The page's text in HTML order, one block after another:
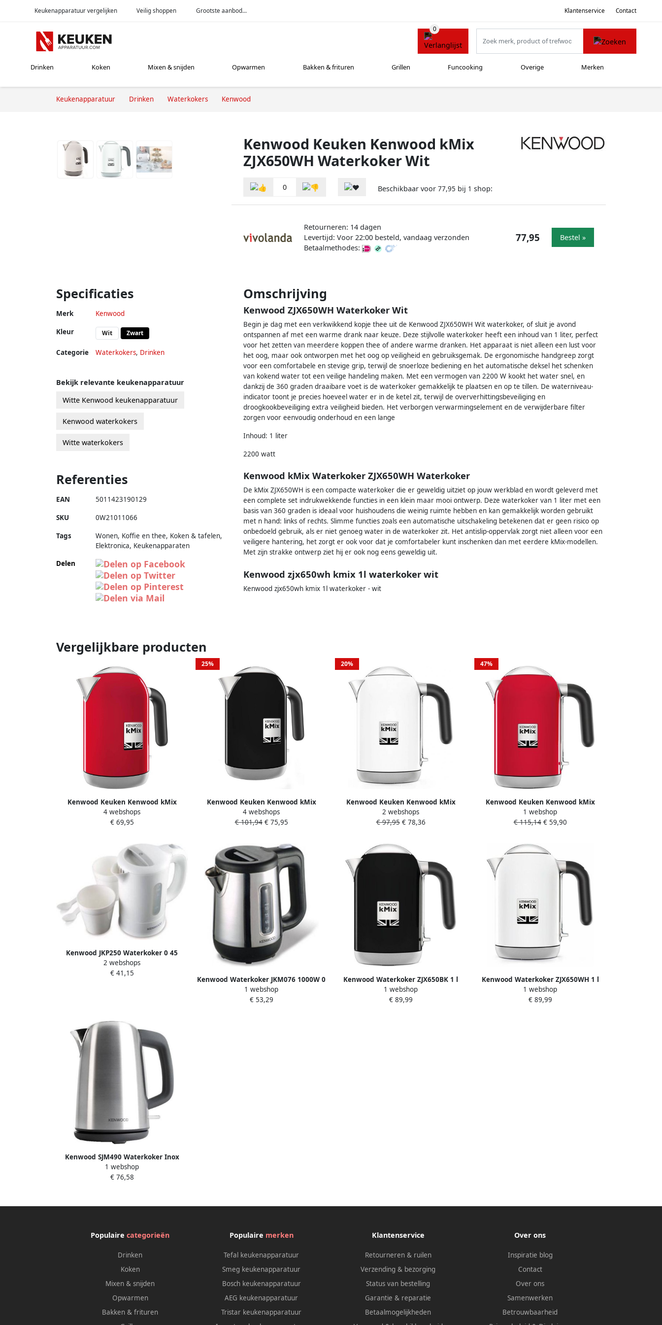
Keukenapparatuur vergelijken Veilig shoppen Grootste aanbod... Klantenservice Contact
Drinken Koken Mixen & snijden Opwarmen Bakken & frituren Grillen Funcooking Overige Merken
Keukenapparatuur Drinken Waterkokers Kenwood
Kenwood Keuken Kenwood kMix
ZJX650WH Waterkoker Wit
0 Beschikbaar voor 77,95 bij 1 shop:
Retourneren: 14 dagen
Levertijd: Voor 22:00 besteld, vandaag verzonden
Betaalmethodes:
77,95 Bestel »
Specificaties
Merk Kenwood
Kleur Wit Zwart
Categorie Waterkokers, Drinken
Omschrijving
Kenwood ZJX650WH Waterkoker Wit
Begin je dag met een verkwikkend kopje thee uit de Kenwood ZJX650WH Wit waterkoker, of sluit je avond
ontspannen af met een warme drank naar keuze. Deze stijlvolle waterkoker heeft een inhoud van 1 liter, perfect
voor het zetten van meerdere koppen thee of andere warme dranken. Het apparaat is niet alleen een lust voor
het oog, maar ook ontworpen met het oog op veiligheid en gebruiksgemak. De ergonomische handgreep zorgt
voor een comfortabele en stevige grip, terwijl de snoerloze bediening en het automatische deksel het schenken
van kokend water tot een veilige handeling maken. Met een vermogen van 2200 W kookt het water snel, en
dankzij de 360 graden draaibare voet is de waterkoker gemakkelijk te plaatsen en op te tillen. De waterniveau-
indicator toont je precies hoeveel water er in de ketel zit, terwijl de oververhittingsbeveiliging en
droogkookbeveiliging extra veiligheid bieden. Het verborgen verwarmingselement en de verwijderbare filter
zorgen voor eenvoudig onderhoud en een lange
Inhoud: 1 liter
2200 watt
Kenwood kMix Waterkoker ZJX650WH Waterkoker
De kMix ZJX650WH is een compacte waterkoker die er geweldig uitziet op jouw werkblad en wordt geleverd met
een complete set indrukwekkende functies in een klein maar mooi ontwerp. Deze waterkoker van 1 liter met een
basis van 360 graden is ideaal voor huishoudens die weinig ruimte hebben en kan gemakkelijk worden gebruikt
met n hand: links of rechts. Slimme functies zoals een automatische uitschakeling betekenen dat er geen risico op
onbedoeld gebruik, als er niet genoeg water in de waterkoker zit. Het antislip-oppervlak zorgt niet alleen voor een
veiligere hantering, het zorgt er ook voor dat je comfortabeler kunt inschenken dan met eerdere kMix-modellen.
Met zijn strakke ontwerp ziet hij er ook nog eens geweldig uit.
Kenwood zjx650wh kmix 1l waterkoker wit
Kenwood zjx650wh kmix 1l waterkoker - wit
Bekijk relevante keukenapparatuur
Witte Kenwood keukenapparatuur
Kenwood waterkokers
Witte waterkokers
Referenties
EAN 5011423190129
SKU 0W21011066
Tags
Wonen, Koffie en thee, Koken & tafelen,
Elektronica, Keukenapparaten
Delen
Vergelijkbare producten
Kenwood Keuken Kenwood kMix
ZJX650RD- Waterkoker Rood
4 webshops
€ 69,95
25%
Kenwood Keuken Kenwood kMix
ZJX650BK- Waterkoker Zwart
4 webshops
€ 101,94€ 75,95
20%
Kenwood Keuken Kenwood kMix
ZJX740WH- waterkoker -wit
2 webshops
€ 97,95€ 78,36
47%
Kenwood Keuken Kenwood kMix
ZJX740RD- waterkoker -rood
1 webshop
€ 115,14€ 59,90
Kenwood JKP250 Waterkoker 0 45
L.=Jk060 (R) | Waterkokers |
Keuken&Koken Keukenapparaten |
2 webshops
€ 41,15
Kenwood Waterkoker JKM076 1000W 0
5 L Staal Roestvrij staal 500 ml 800 W
1 webshop
€ 53,29
Kenwood Waterkoker ZJX650BK 1 l
1 webshop
€ 89,99
Kenwood Waterkoker ZJX650WH 1 l
1 webshop
€ 89,99
Kenwood SJM490 Waterkoker Inox
1 webshop
€ 76,58
Populairecategorieën
Drinken
Koken
Mixen & snijden
Opwarmen
Bakken & frituren
Populaire merken
Tefal keukenapparatuur
Smeg keukenapparatuur
Bosch keukenapparatuur
AEG keukenapparatuur
Tristar keukenapparatuur
Klantenservice
Retourneren & ruilen
Verzending & bezorging
Status van bestelling
Garantie & reparatie
Betaalmogelijkheden
Over ons
Inspiratie blog
Contact
Over ons
Samenwerken
Betrouwbaarheid